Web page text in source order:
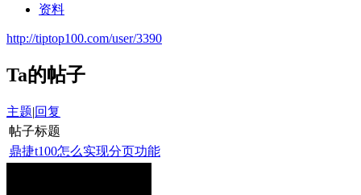
资料
http://tiptop100.com/user/3390
Ta的帖子
主题|回复
帖子标题
鼎捷t100怎么实现分页功能